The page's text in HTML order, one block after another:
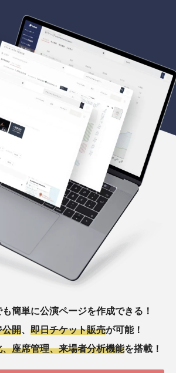
簡単に公演ページを作成できる！
公開
即日チケット販売が可能！
座席管理、来場者分析機能を搭載！